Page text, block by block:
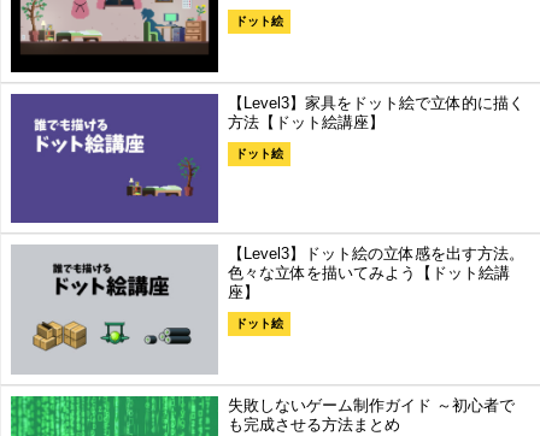
ドット絵
【Level3】家具をドット絵で立体的に描く
方法【ドット絵講座】
ドット絵
【Level3】ドット絵の立体感を出す方法。
色々な立体を描いてみよう【ドット絵講
座】
ドット絵
失敗しないゲーム制作ガイド ～初心者で
も完成させる方法まとめ